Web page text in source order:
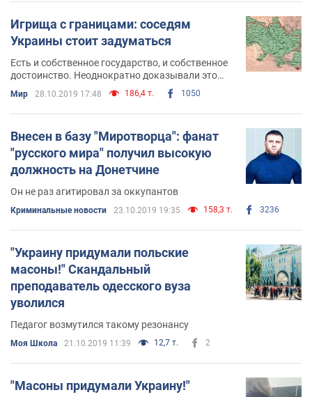
Игрища с границами: соседям
Украины стоит задуматься
Есть и собственное государство, и собственное
достоинство. Неоднократно доказывали это
наши парни в окопах российско-украинской
войны. Но ...
Мир 28.10.2019 17:48 186,4 т. 1050
Внесен в базу "Миротворца": фанат
"русского мира" получил высокую
должность на Донетчине
Он не раз агитировал за оккупантов
Криминальные новости 23.10.2019 19:35 158,3 т. 3236
"Украину придумали польские
масоны!" Скандальный
преподаватель одесского вуза
уволился
Педагог возмутился такому резонансу
Моя Школа 21.10.2019 11:39 12,7 т. 2
"Масоны придумали Украину!"